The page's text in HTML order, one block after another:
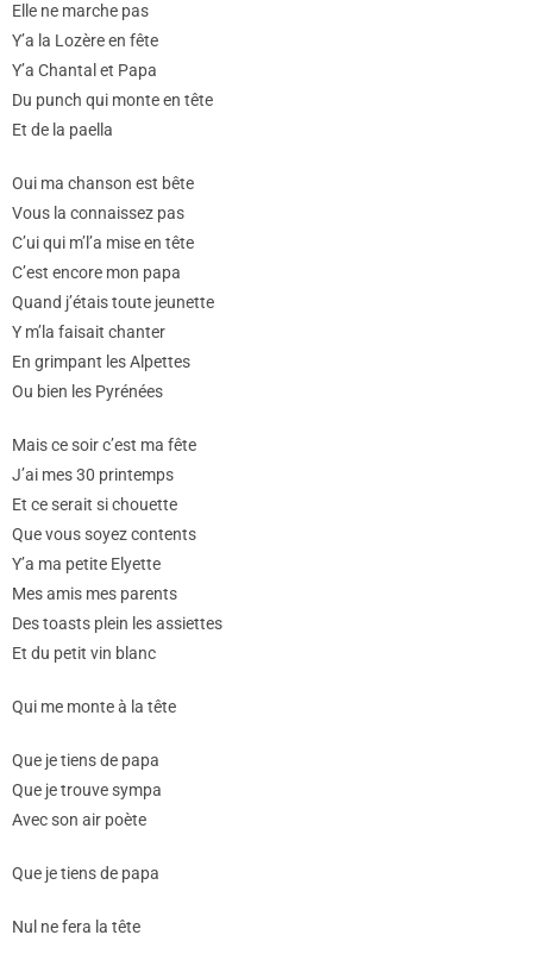
Elle ne marche pas
Y’a la Lozère en fête
Y’a Chantal et Papa
Du punch qui monte en tête
Et de la paella
Oui ma chanson est bête
Vous la connaissez pas
C’ui qui m’l’a mise en tête
C’est encore mon papa
Quand j’étais toute jeunette
Y m’la faisait chanter
En grimpant les Alpettes
Ou bien les Pyrénées
Mais ce soir c’est ma fête
J’ai mes 30 printemps
Et ce serait si chouette
Que vous soyez contents
Y’a ma petite Elyette
Mes amis mes parents
Des toasts plein les assiettes
Et du petit vin blanc
Qui me monte à la tête
Que je tiens de papa
Que je trouve sympa
Avec son air poète
Que je tiens de papa
Nul ne fera la tête